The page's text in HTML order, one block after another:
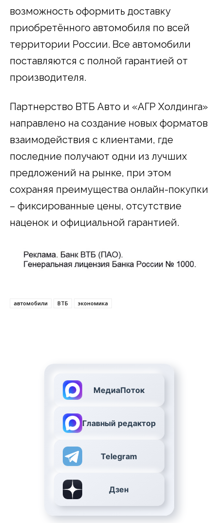
возможность оформить доставку
приобретённого автомобиля по всей
территории России. Все автомобили
поставляются с полной гарантией от
производителя.
Партнерство ВТБ Авто и «АГР Холдинга»
направлено на создание новых форматов
взаимодействия с клиентами, где
последние получают одни из лучших
предложений на рынке, при этом
сохраняя преимущества онлайн-покупки
– фиксированные цены, отсутствие
наценок и официальной гарантией.
автомобили ВТБ экономика
МедиаПоток
Главный редактор
Telegram
Дзен